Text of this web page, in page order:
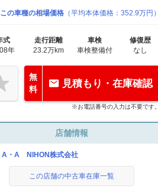
この車種の相場価格 （平均本体価格：352.9万円）
式
年
走行距離
23.2万km
車検
車検整備付
修復歴
なし
無
料
見積もり・在庫確認
※お電話番号の入力は不要です。
店舗情報
A・A NIHON株式会社
この店舗の中古車在庫一覧